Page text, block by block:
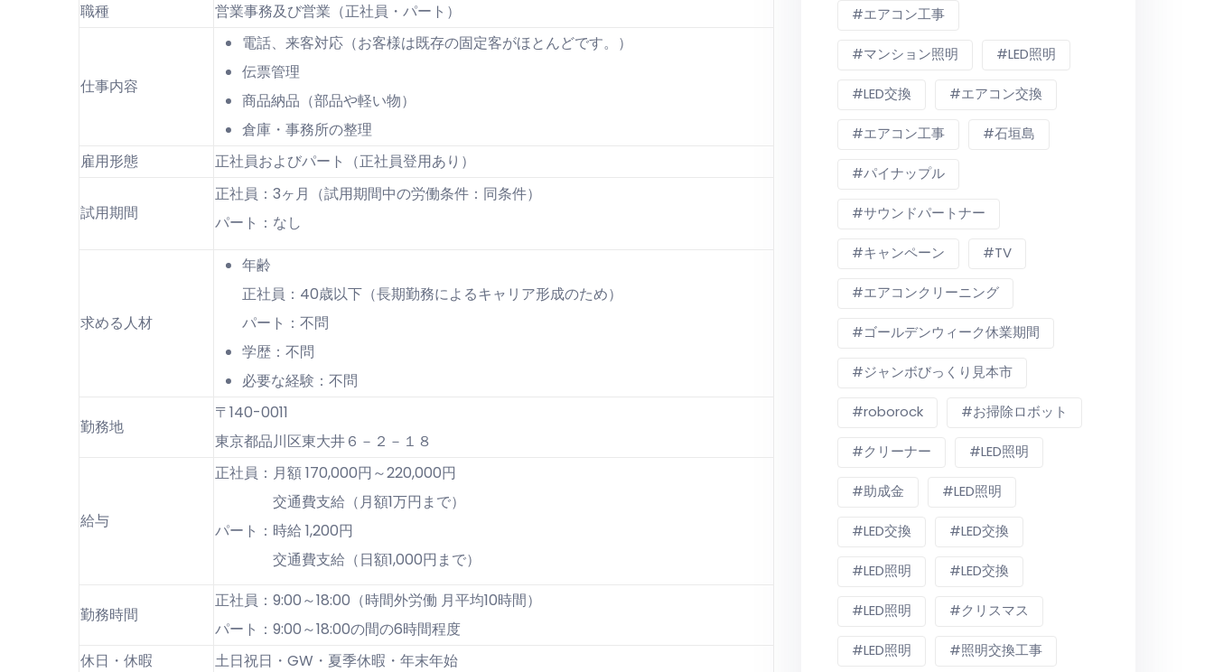
職種 営業事務及び営業（正社員・パート）
仕事内容
電話、来客対応（お客様は既存の固定客がほとんどです。）
伝票管理
商品納品（部品や軽い物）
倉庫・事務所の整理
雇用形態
正社員およびパート（正社員登用あり）
試用期間
正社員：3ヶ月（試用期間中の労働条件：同条件）
パート：なし
求める人材
年齢
正社員：40歳以下（長期勤務によるキャリア形成のため）
パート：不問
学歴：不問
必要な経験：不問
勤務地
〒140-0011
東京都品川区東大井６－２－１８
給与
正社員：月額 170,000円～220,000円
交通費支給（月額1万円まで）
パート：時給 1,200円
交通費支給（日額1,000円まで）
勤務時間
正社員：9:00～18:00（時間外労働 月平均10時間）
パート：9:00～18:00の間の6時間程度
休日・休暇
土日祝日・GW・夏季休暇・年末年始
エアコン工事
マンション照明 LED照明
LED交換 エアコン交換
エアコン工事 石垣島
パイナップル
サウンドパートナー
キャンペーン TV
エアコンクリーニング
ゴールデンウィーク休業期間
ジャンボびっくり見本市
roborock お掃除ロボット
クリーナー LED照明
助成金 LED照明
LED交換 LED交換
LED照明 LED交換
LED照明 クリスマス
LED照明 照明交換工事